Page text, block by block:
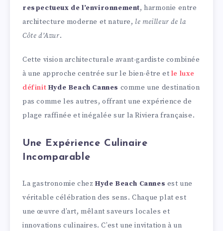
respectueux de l’environnement, harmonie entre
architecture moderne et nature, le meilleur de la
Côte d’Azur.
Cette vision architecturale avant-gardiste combinée
à une approche centrée sur le bien-être et le luxe
définit Hyde Beach Cannes comme une destination
pas comme les autres, offrant une expérience de
plage raffinée et inégalée sur la Riviera française.
Une Expérience Culinaire
Incomparable
La gastronomie chez Hyde Beach Cannes est une
véritable célébration des sens. Chaque plat est
une œuvre d’art, mêlant saveurs locales et
innovations culinaires. C’est une invitation à un